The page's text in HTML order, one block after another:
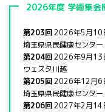
2026年度 学術集会
第203回2026年5月10
埼玉県県民健康センター
第204回2026年9月13
ウェスタ川越
第205回2026年12月6
埼玉県県民健康センター
第206回2027年2月14